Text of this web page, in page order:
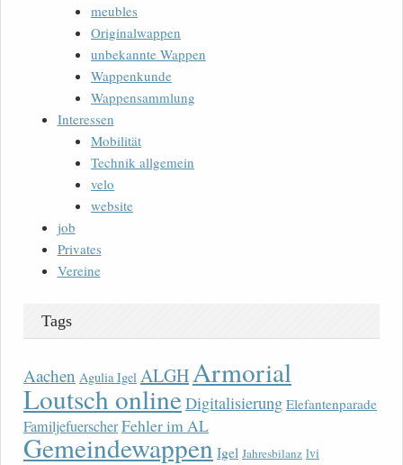
meubles
Originalwappen
unbekannte Wappen
Wappenkunde
Wappensammlung
Interessen
Mobilität
Technik allgemein
velo
website
job
Privates
Vereine
Tags
Aachen Agulia Igel ALGH Armorial
Loutsch onlineDigitalisierung Elefantenparade
FamiljefuerscherFehler im AL
Gemeindewappen Igel Jahresbilanz lvi